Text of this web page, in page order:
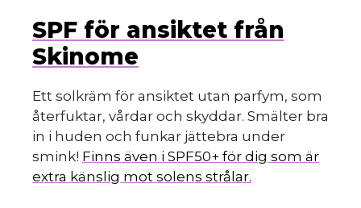
SPF för ansiktet från
Skinome
Ett solkräm för ansiktet utan parfym, som
återfuktar, vårdar och skyddar. Smälter bra
in i huden och funkar jättebra under
smink! Finns även i SPF50+ för dig som är
extra känslig mot solens strålar.